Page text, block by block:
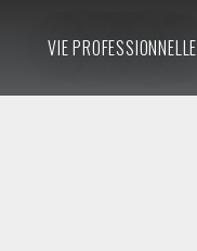
VIE PROFESSIONNELLE